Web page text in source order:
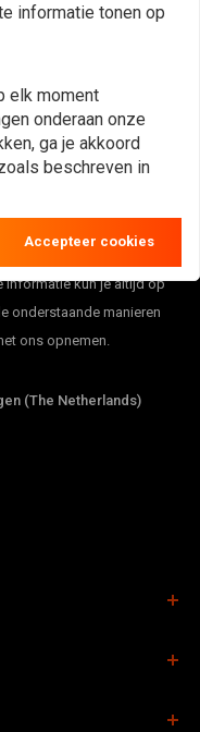
informatie kun je altijd op
onderstaande manieren
ons opnemen.
(The Netherlands)
informatie tonen op
elk moment
onderaan onze
ga je akkoord
beschreven in
Accepteer cookies